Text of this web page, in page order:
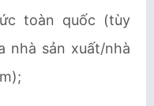
toàn quốc (tùy
nhà sản xuất/nhà